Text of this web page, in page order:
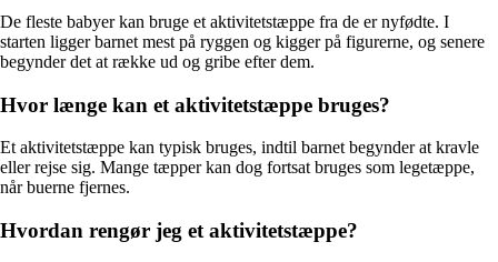
De fleste babyer kan bruge et aktivitetstæppe fra de er nyfødte. I
starten ligger barnet mest på ryggen og kigger på figurerne, og senere
begynder det at række ud og gribe efter dem.
Hvor længe kan et aktivitetstæppe bruges?
Et aktivitetstæppe kan typisk bruges, indtil barnet begynder at kravle
eller rejse sig. Mange tæpper kan dog fortsat bruges som legetæppe,
når buerne fjernes.
Hvordan rengør jeg et aktivitetstæppe?